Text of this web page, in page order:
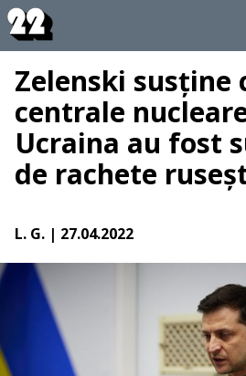
Zelenski susține
centrale
Ucraina au fost
de rachete
L. G. | 27.04.2022